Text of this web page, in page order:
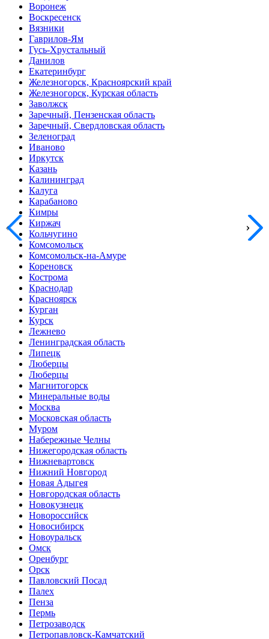
Воронеж
Воскресенск
Вязники
Гаврилов-Ям
Гусь-Хрустальный
Данилов
Екатеринбург
Железногорск, Красноярский край
Железногорск, Курская область
Заволжск
Заречный, Пензенская область
Заречный, Свердловская область
Зеленоград
Иваново
Иркутск
Казань
Калининград
Калуга
Карабаново
Кимры
Киржач
Кольчугино
Комсомольск
Комсомольск-на-Амуре
Кореновск
Кострома
Краснодар
Красноярск
Курган
Курск
Лежнево
Ленинградская область
Липецк
Люберцы
Люберцы
Магнитогорск
Минеральные воды
Москва
Московская область
Муром
Набережные Челны
Нижегородская область
Нижневартовск
Нижний Новгород
Новая Адыгея
Новгородская область
Новокузнецк
Новороссийск
Новосибирск
Новоуральск
Омск
Оренбург
Орск
Павловский Посад
Палех
Пенза
Пермь
Петрозаводск
Петропавловск-Камчатский